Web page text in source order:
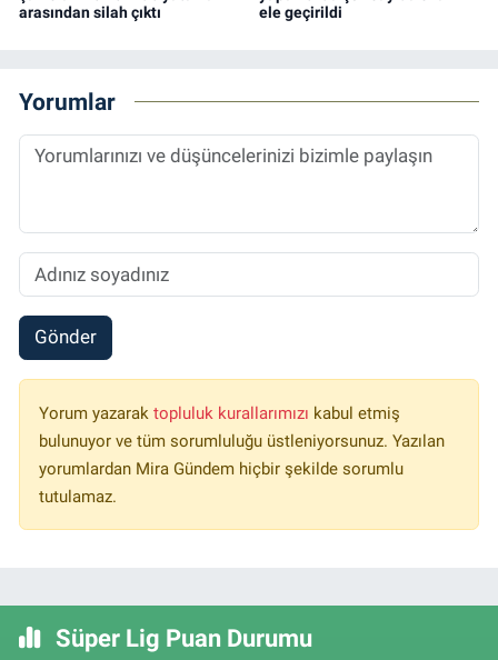
arasından silah çıktı
ele geçirildi
Yorumlar
Gönder
Yorum yazarak topluluk kurallarımızı kabul etmiş
bulunuyor ve tüm sorumluluğu üstleniyorsunuz. Yazılan
yorumlardan Mira Gündem hiçbir şekilde sorumlu
tutulamaz.
Süper Lig Puan Durumu